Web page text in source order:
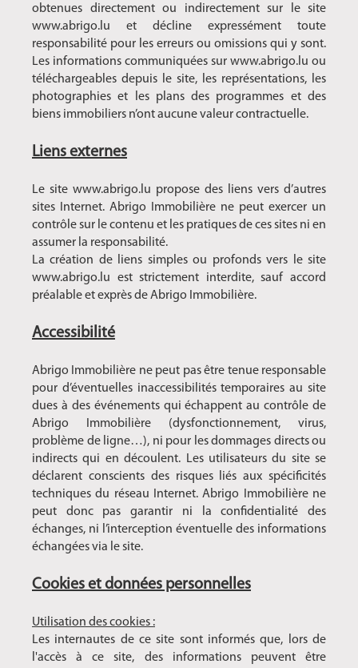
obtenues directement ou indirectement sur le site
www.abrigo.lu et décline expressément toute
responsabilité pour les erreurs ou omissions qui y sont.
Les informations communiquées sur www.abrigo.lu ou
téléchargeables depuis le site, les représentations, les
photographies et les plans des programmes et des
biens immobiliers n’ont aucune valeur contractuelle.
Liens externes
Le site www.abrigo.lu propose des liens vers d’autres
sites Internet. Abrigo Immobilière ne peut exercer un
contrôle sur le contenu et les pratiques de ces sites ni en
assumer la responsabilité.
La création de liens simples ou profonds vers le site
www.abrigo.lu est strictement interdite, sauf accord
préalable et exprès de Abrigo Immobilière.
Accessibilité
Abrigo Immobilière ne peut pas être tenue responsable
pour d’éventuelles inaccessibilités temporaires au site
dues à des événements qui échappent au contrôle de
Abrigo Immobilière (dysfonctionnement, virus,
problème de ligne…), ni pour les dommages directs ou
indirects qui en découlent. Les utilisateurs du site se
déclarent conscients des risques liés aux spécificités
techniques du réseau Internet. Abrigo Immobilière ne
peut donc pas garantir ni la confidentialité des
échanges, ni l’interception éventuelle des informations
échangées via le site.
Cookies et données personnelles
Utilisation des cookies :
Les internautes de ce site sont informés que, lors de
l'accès à ce site, des informations peuvent être